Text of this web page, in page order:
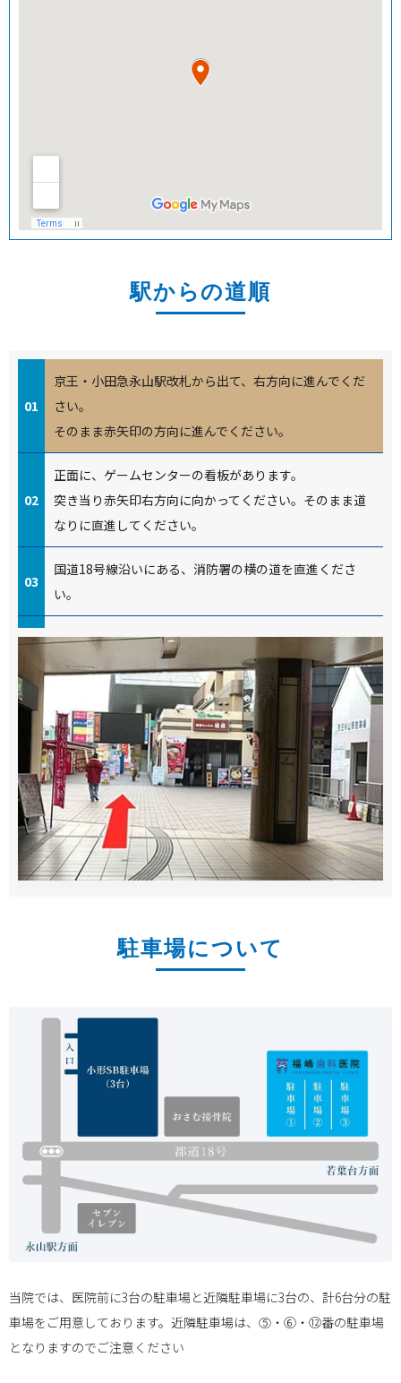
駅からの道順
01
京王・小田急永山駅改札から出て、右方向に進んでくだ
さい。
そのまま赤矢印の方向に進んでください。
02
正面に、ゲームセンターの看板があります。
突き当り赤矢印右方向に向かってください。そのまま道
なりに直進してください。
03
国道18号線沿いにある、消防署の横の道を直進くださ
い。
04 そのまま道なりに直進してください。
05
左側にファミリーマートが見え十字路がございます。
道路を横断していただき赤矢印方向に直進してくださ
い。
06
当医院、福嶋歯科医院になります。
道に迷われた場合は、お気軽にご連絡くださいませ。
駐車場について
当院では、医院前に3台の駐車場と近隣駐車場に3台の、計6台分の駐
車場をご用意しております。近隣駐車場は、⑤・⑥・⑫番の駐車場
となりますのでご注意ください